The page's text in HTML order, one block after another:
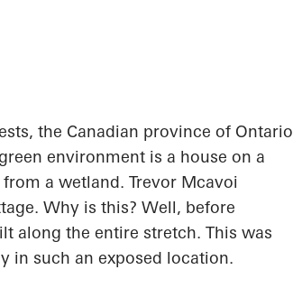
the Canadian province of Ontario
environment is a house on a
a wetland. Trevor Mcavoi
Why is this? Well, before
along the entire stretch. This was
in such an exposed location.